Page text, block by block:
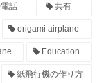
話 共有
origami airplane
Education
紙飛行機の作り方